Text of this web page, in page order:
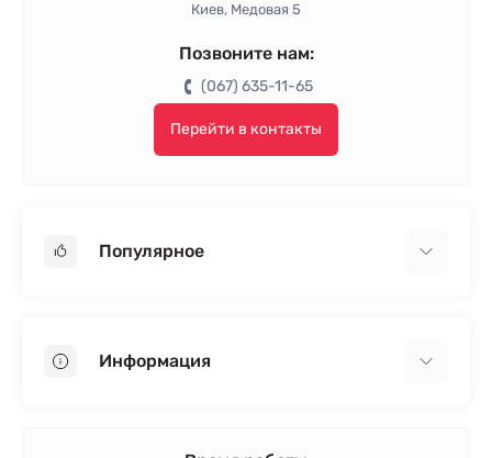
Киев, Медовая 5
Позвоните нам:
(067) 635-11-65
Перейти в контакты
Популярное
Пенопласт
Информация